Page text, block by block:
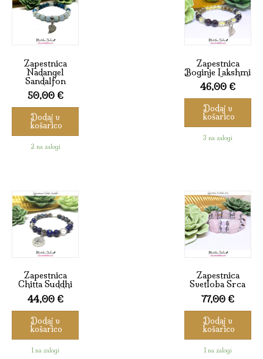
Zapestnica
Nadangel
Sandalfon
50,00 €
Dodaj v
košarico
2 na zalogi
Zapestnica
Boginje Lakshmi
46,00 €
Dodaj v
košarico
3 na zalogi
Zapestnica
Chitta Suddhi
44,00 €
Dodaj v
košarico
1 na zalogi
Zapestnica
Svetloba Srca
77,00 €
Dodaj v
košarico
1 na zalogi